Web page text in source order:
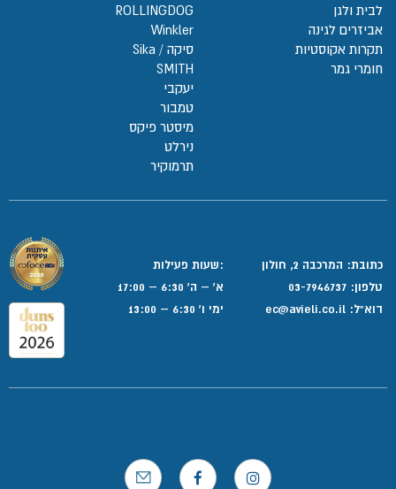
לבית ולגן
אביזרים לגינה
תקרות אקוסטיות
חומרי גמר
ROLLINGDOG
Winkler
סיקה / Sika
SMITH
יעקבי
טמבור
מיסטר פיקס
נירלט
תרמוקיר
כתובת: המרכבה 2, חולון
טלפון: 03-7946737
דוא”ל:
:שעות פעילות
א' – ה' 6:30 – 17:00
ימי ו' 6:30 – 13:00